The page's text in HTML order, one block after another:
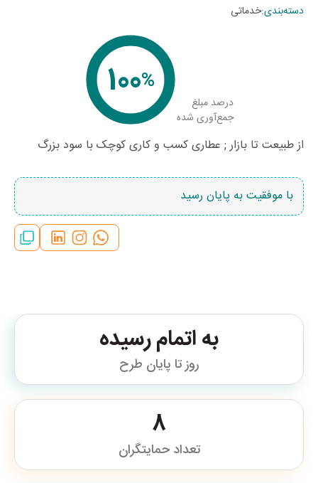
دسته‌بندی:خدماتی
درصد مبلغ
جمع‌آوری شده
%
100
از طبیعت تا بازار ; عطاری کسب و کاری کوچک با سود بزرگ
با موفقیت به پایان رسید
به اتمام رسیده
روز تا پایان طرح
8
تعداد حمایتگران